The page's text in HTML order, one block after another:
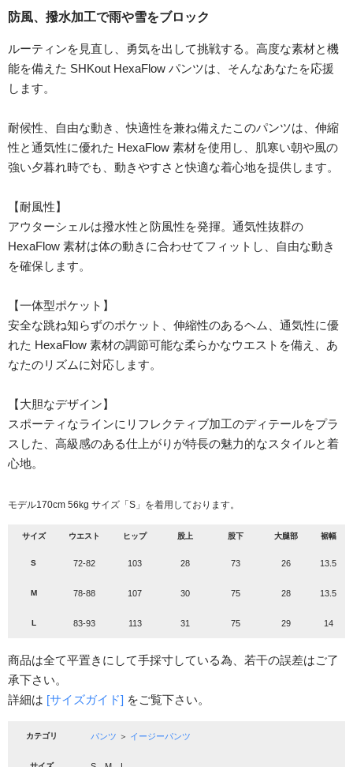
防風、撥水加工で雨や雪をブロック
ルーティンを見直し、勇気を出して挑戦する。高度な素材と機
能を備えた SHKout HexaFlow パンツは、そんなあなたを応援
します。
耐候性、自由な動き、快適性を兼ね備えたこのパンツは、伸縮
性と通気性に優れた HexaFlow 素材を使用し、肌寒い朝や風の
強い夕暮れ時でも、動きやすさと快適な着心地を提供します。
【耐風性】
アウターシェルは撥水性と防風性を発揮。通気性抜群の
HexaFlow 素材は体の動きに合わせてフィットし、自由な動き
を確保します。
【一体型ポケット】
安全な跳ね知らずのポケット、伸縮性のあるヘム、通気性に優
れた HexaFlow 素材の調節可能な柔らかなウエストを備え、あ
なたのリズムに対応します。
【大胆なデザイン】
スポーティなラインにリフレクティブ加工のディテールをプラ
スした、高級感のある仕上がりが特長の魅力的なスタイルと着
心地。
モデル170cm 56kg サイズ「S」を着用しております。
サイズ ウエスト ヒップ 股上 股下 大腿部 裾幅
S 72-82 103 28 73 26 13.5
M 78-88 107 30 75 28 13.5
L 83-93 113 31 75 29 14
商品は全て平置きにして手採寸している為、若干の誤差はご了
承下さい。
詳細は [サイズガイド] をご覧下さい。
カテゴリ パンツ ＞ イージーパンツ